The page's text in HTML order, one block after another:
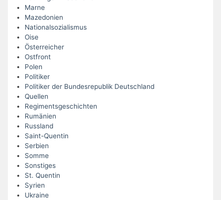
Marne
Mazedonien
Nationalsozialismus
Oise
Österreicher
Ostfront
Polen
Politiker
Politiker der Bundesrepublik Deutschland
Quellen
Regimentsgeschichten
Rumänien
Russland
Saint-Quentin
Serbien
Somme
Sonstiges
St. Quentin
Syrien
Ukraine